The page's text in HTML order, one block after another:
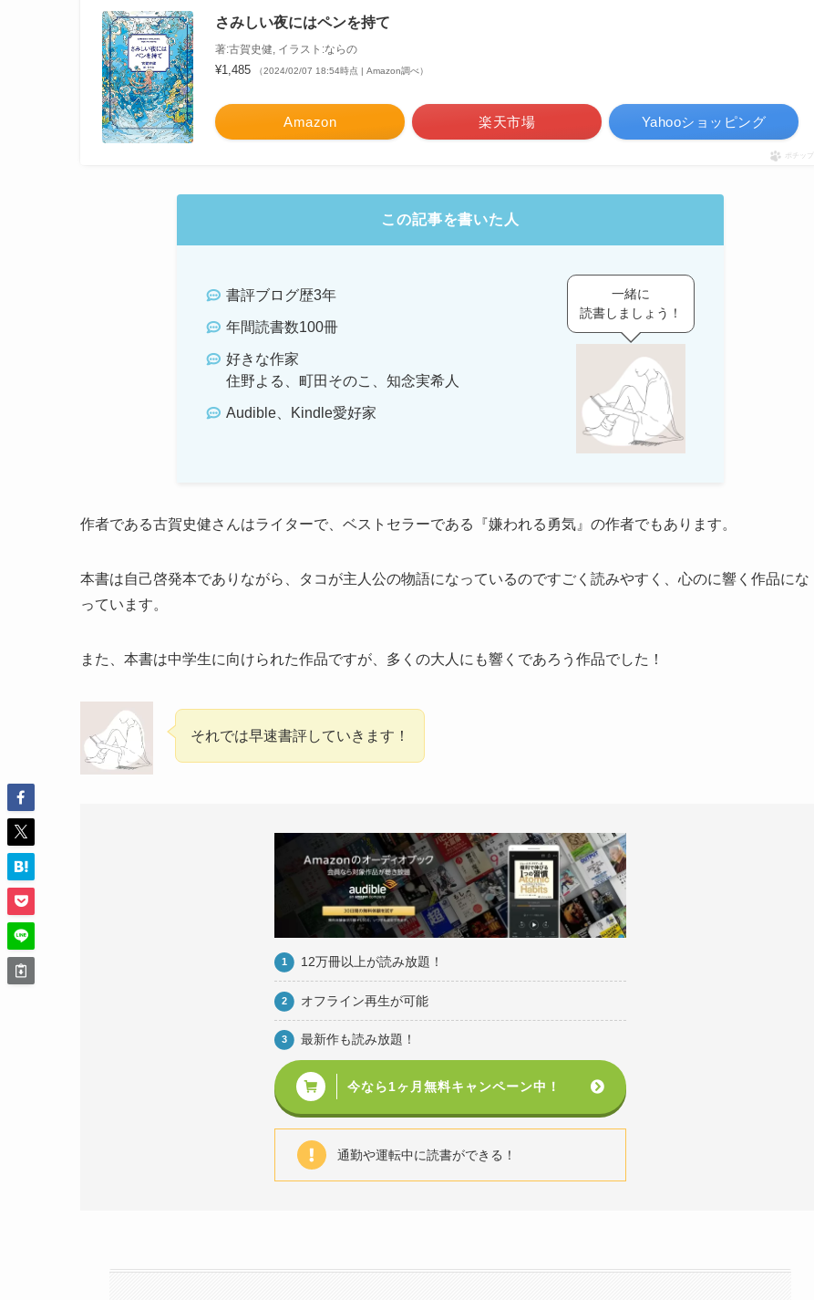
さみしい夜にはペンを持て
著:古賀史健, イラスト:ならの
¥1,485 （2024/02/07 18:54時点 | Amazon調べ）
Amazon 楽天市場 Yahooショッピング
ポチップ
この記事を書いた人
書評ブログ歴3年
年間読書数100冊
好きな作家
住野よる、町田そのこ、知念実希人
Audible、Kindle愛好家
一緒に
読書しましょう！
作者である古賀史健さんはライターで、ベストセラーである『嫌われる勇気』の作者でもあります。
本書は自己啓発本でありながら、タコが主人公の物語になっているのですごく読みやすく、心のに響く作品にな
っています。
また、本書は中学生に向けられた作品ですが、多くの大人にも響くであろう作品でした！
それでは早速書評していきます！
12万冊以上が読み放題！
オフライン再生が可能
最新作も読み放題！
今なら1ヶ月無料キャンペーン中！
通勤や運転中に読書ができる！